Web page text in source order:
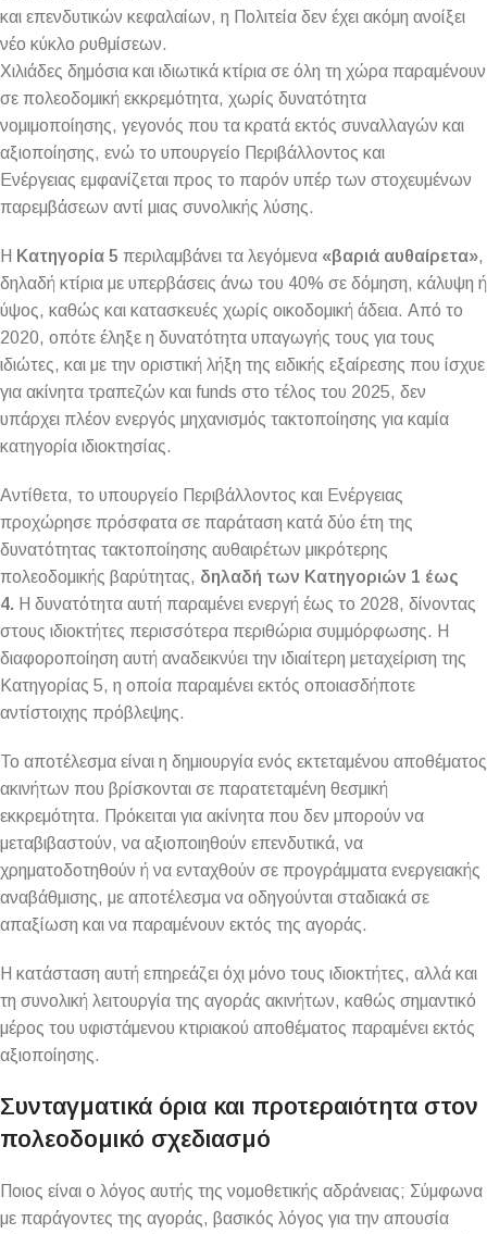
και επενδυτικών κεφαλαίων, η Πολιτεία δεν έχει ακόμη ανοίξει
νέο κύκλο ρυθμίσεων.
Χιλιάδες δημόσια και ιδιωτικά κτίρια σε όλη τη χώρα παραμένουν
σε πολεοδομική εκκρεμότητα, χωρίς δυνατότητα
νομιμοποίησης, γεγονός που τα κρατά εκτός συναλλαγών και
αξιοποίησης, ενώ το υπουργείο Περιβάλλοντος και
Ενέργειας εμφανίζεται προς το παρόν υπέρ των στοχευμένων
παρεμβάσεων αντί μιας συνολικής λύσης.
Η Κατηγορία 5 περιλαμβάνει τα λεγόμενα «βαριά αυθαίρετα»,
δηλαδή κτίρια με υπερβάσεις άνω του 40% σε δόμηση, κάλυψη ή
ύψος, καθώς και κατασκευές χωρίς οικοδομική άδεια. Από το
2020, οπότε έληξε η δυνατότητα υπαγωγής τους για τους
ιδιώτες, και με την οριστική λήξη της ειδικής εξαίρεσης που ίσχυε
για ακίνητα τραπεζών και funds στο τέλος του 2025, δεν
υπάρχει πλέον ενεργός μηχανισμός τακτοποίησης για καμία
κατηγορία ιδιοκτησίας.
Αντίθετα, το υπουργείο Περιβάλλοντος και Ενέργειας
προχώρησε πρόσφατα σε παράταση κατά δύο έτη της
δυνατότητας τακτοποίησης αυθαιρέτων μικρότερης
πολεοδομικής βαρύτητας, δηλαδή των Κατηγοριών 1 έως
4. Η δυνατότητα αυτή παραμένει ενεργή έως το 2028, δίνοντας
στους ιδιοκτήτες περισσότερα περιθώρια συμμόρφωσης. Η
διαφοροποίηση αυτή αναδεικνύει την ιδιαίτερη μεταχείριση της
Κατηγορίας 5, η οποία παραμένει εκτός οποιασδήποτε
αντίστοιχης πρόβλεψης.
Το αποτέλεσμα είναι η δημιουργία ενός εκτεταμένου αποθέματος
ακινήτων που βρίσκονται σε παρατεταμένη θεσμική
εκκρεμότητα. Πρόκειται για ακίνητα που δεν μπορούν να
μεταβιβαστούν, να αξιοποιηθούν επενδυτικά, να
χρηματοδοτηθούν ή να ενταχθούν σε προγράμματα ενεργειακής
αναβάθμισης, με αποτέλεσμα να οδηγούνται σταδιακά σε
απαξίωση και να παραμένουν εκτός της αγοράς.
Η κατάσταση αυτή επηρεάζει όχι μόνο τους ιδιοκτήτες, αλλά και
τη συνολική λειτουργία της αγοράς ακινήτων, καθώς σημαντικό
μέρος του υφιστάμενου κτιριακού αποθέματος παραμένει εκτός
αξιοποίησης.
Συνταγματικά όρια και προτεραιότητα στον
πολεοδομικό σχεδιασμό
Ποιος είναι ο λόγος αυτής της νομοθετικής αδράνειας; Σύμφωνα
με παράγοντες της αγοράς, βασικός λόγος για την απουσία